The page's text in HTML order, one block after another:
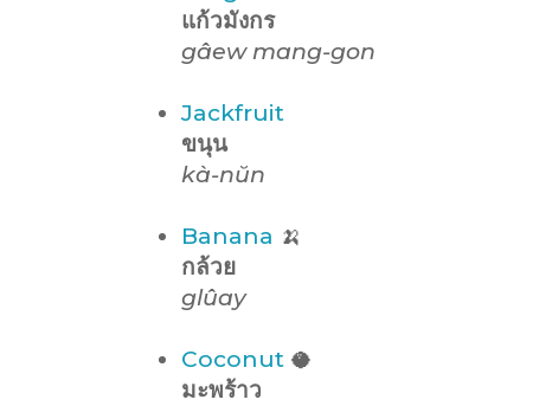
แก้วมังกร
gâew mang-gon
Jackfruit
ขนุน
kà-nŭn
Banana 🍌
กล้วย
glûay
Coconut 🥥
มะพร้าว